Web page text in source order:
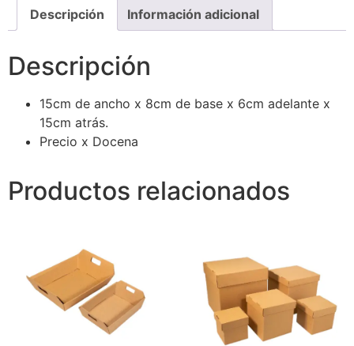
Descripción Información adicional
Descripción
15cm de ancho x 8cm de base x 6cm adelante x
15cm atrás.
Precio x Docena
Productos relacionados